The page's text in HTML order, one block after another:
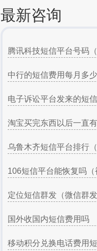
最新咨询
腾讯科技短信平台号码
中行的短信费用每月多
电子诉讼平台发来的短
淘宝买完东西以后一直
乌鲁木齐短信平台排行
106短信平台能恢复吗
定位短信群发（微信群
国外收国内短信费用吗
移动积分兑换电话费用